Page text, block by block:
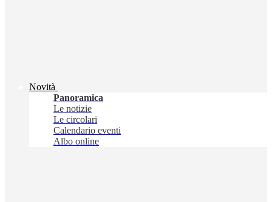
Novità
Panoramica
Le notizie
Le circolari
Calendario eventi
Albo online